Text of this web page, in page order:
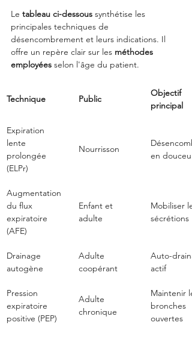
Le tableau ci-dessous synthétise les
principales techniques de
désencombrement et leurs indications. Il
offre un repère clair sur les méthodes
employées selon l'âge du patient.
Technique Public
Objectif
principal
Expiration
lente
prolongée
(ELPr)
Nourrisson
en douceur
Augmentation
du flux
expiratoire
(AFE)
Enfant et
adulte
Mobiliser
sécrétions
Drainage
autogène
Adulte
coopérant
Auto-
actif
Pression
expiratoire
positive (PEP)
Adulte
chronique
Maintenir
bronches
ouvertes